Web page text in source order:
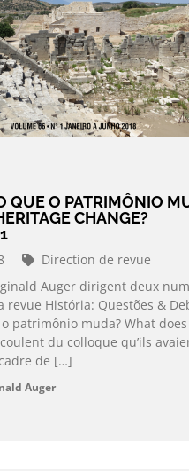
QUE O PATRIMÔNIO
CHANGE?
Direction de revue
Auger dirigent deux
revue História: Questões &
patrimônio muda? What
du colloque qu’ils
de […]
Auger